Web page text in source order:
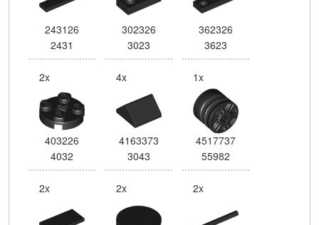
243126
2431
302326
3023
362326
3623
2x
403226
4032
4x
4163373
3043
1x
4517737
55982
2x 2x 2x